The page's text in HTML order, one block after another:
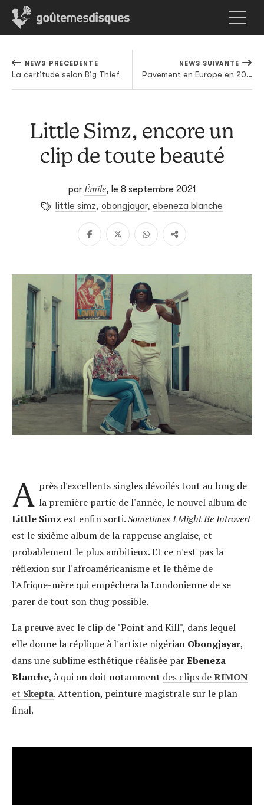
NEWS PRÉCÉDENTE
La certitude selon Big Thief
NEWS SUIVANTE
Pavement en Europe en 2022
Little Simz, encore un
clip de toute beauté
parÉmile, le 8 septembre 2021
little simz, obongjayar, ebeneza blanche
A près d'excellents singles dévoilés tout au long de
la première partie de l'année, le nouvel album de
Little Simz est enfin sorti.Sometimes I Might Be Introvert
est le sixième album de la rappeuse anglaise, et
probablement le plus ambitieux. Et ce n'est pas la
réflexion sur l'afroaméricanisme et le thème de
l'Afrique-mère qui empêchera la Londonienne de se
parer de tout son thug possible.
La preuve avec le clip de "Point and Kill", dans lequel
elle donne la réplique à l'artiste nigérian Obongjayar,
dans une sublime esthétique réalisée parEbeneza
Blanche, à qui on doit notamment des clips deRIMON
et Skepta. Attention, peinture magistrale sur le plan
final.